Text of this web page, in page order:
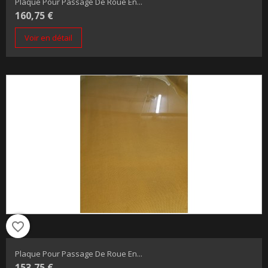
160,75 €
Voir en détail
favorite_border
Plaque Pour Passage De Roue En...